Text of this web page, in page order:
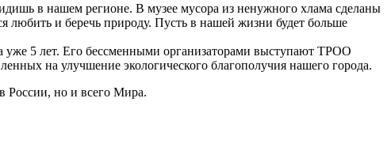
в нашем регионе. В музее мусора из ненужного хлама сделаны
и беречь природу. Пусть в нашей жизни будет больше
уже 5 лет. Его бессменными организаторами выступают ТРОО
на улучшение экологического благополучия нашего города.
России, но и всего Мира.